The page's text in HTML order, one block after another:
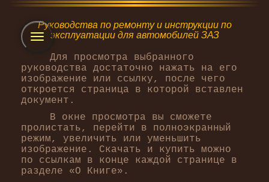
Руководства по ремонту и инструкции по
эксплуатации для автомобилей ЗАЗ
Для просмотра выбранного
руководства достаточно нажать на его
изображение или ссылку, после чего
откроется страница в которой вставлен
документ.
В окне просмотра вы сможете
пролистать, перейти в полноэкранный
режим, увеличить или уменьшить
изображение. Скачать и купить можно
по ссылкам в конце каждой странице в
разделе «О Книге».
Toggle